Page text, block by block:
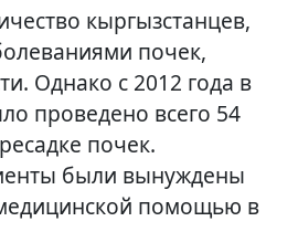
кыргызстанцев,
почек,
Однако с 2012 года в
проведено всего 54
почек.
были вынуждены
помощью в